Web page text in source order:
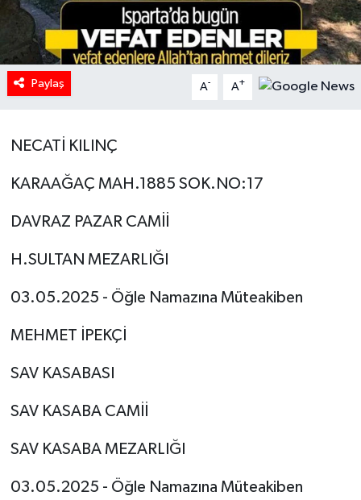
Paylaş A- A+
NECATİ KILINÇ
KARAAĞAÇ MAH.1885 SOK.NO:17
DAVRAZ PAZAR CAMİİ
H.SULTAN MEZARLIĞI
03.05.2025 - Öğle Namazına Müteakiben
MEHMET İPEKÇİ
SAV KASABASI
SAV KASABA CAMİİ
SAV KASABA MEZARLIĞI
03.05.2025 - Öğle Namazına Müteakiben
KÜLTÜR SANAT
MAGAZİN
POLİTİKA
RESMİ İLANLAR
SAĞLIK